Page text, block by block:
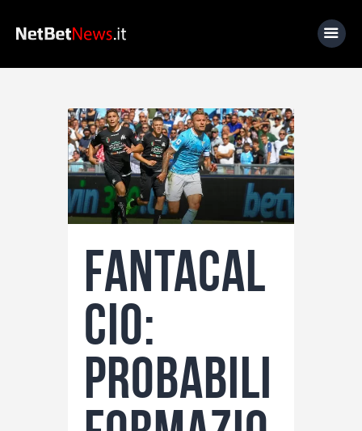
Home
News
Calcio
Basket
Lo Sapevi Che
Fantacalcio
I consigli di Giulia
Serie A
Fantacal
cio:
probabili